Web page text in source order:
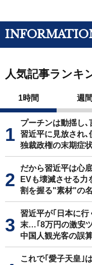
人気記事ランキ
1時間 週間
プーチンは動揺し
習近平に見放され､
独裁政権の末期症
だから習近平は心
EVも壊滅させる力
割を握る"素材"の
習近平が｢日本に行
末…｢8万円の激安
中国人観光客の誤
これで｢愛子天皇｣